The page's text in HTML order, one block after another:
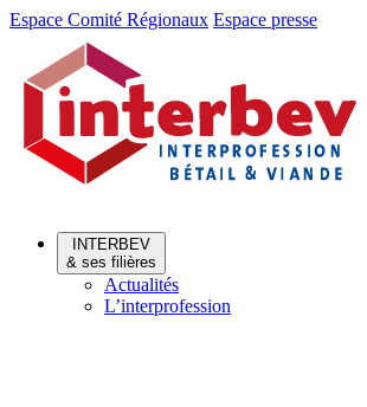
Aller
Aller
contenu
Espace Comité Régionaux Espace presse
INTERBEV
& ses filières
Actualités
L’interprofession